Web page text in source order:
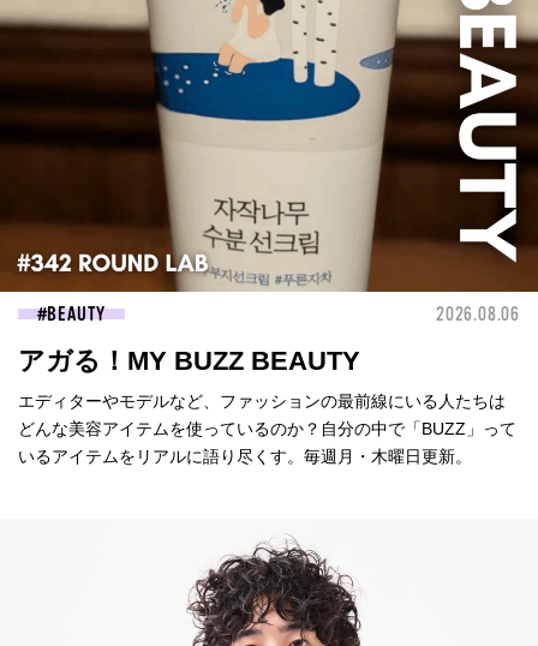
BEAUTY 2026.08.06
アガる！MY BUZZ BEAUTY
エディターやモデルなど、ファッションの最前線にいる人たちは
どんな美容アイテムを使っているのか？自分の中で「BUZZ」って
いるアイテムをリアルに語り尽くす。毎週月・木曜日更新。